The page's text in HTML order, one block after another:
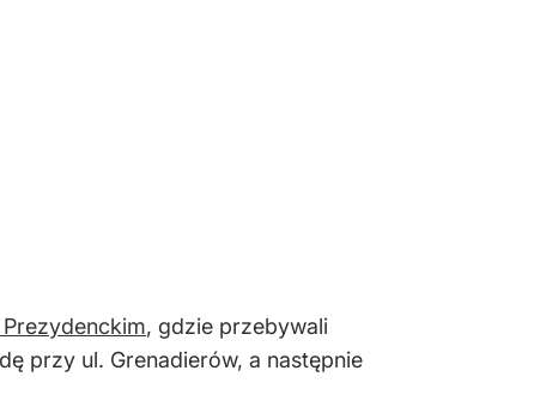
, gdzie przebywali
przy ul. Grenadierów, a następnie